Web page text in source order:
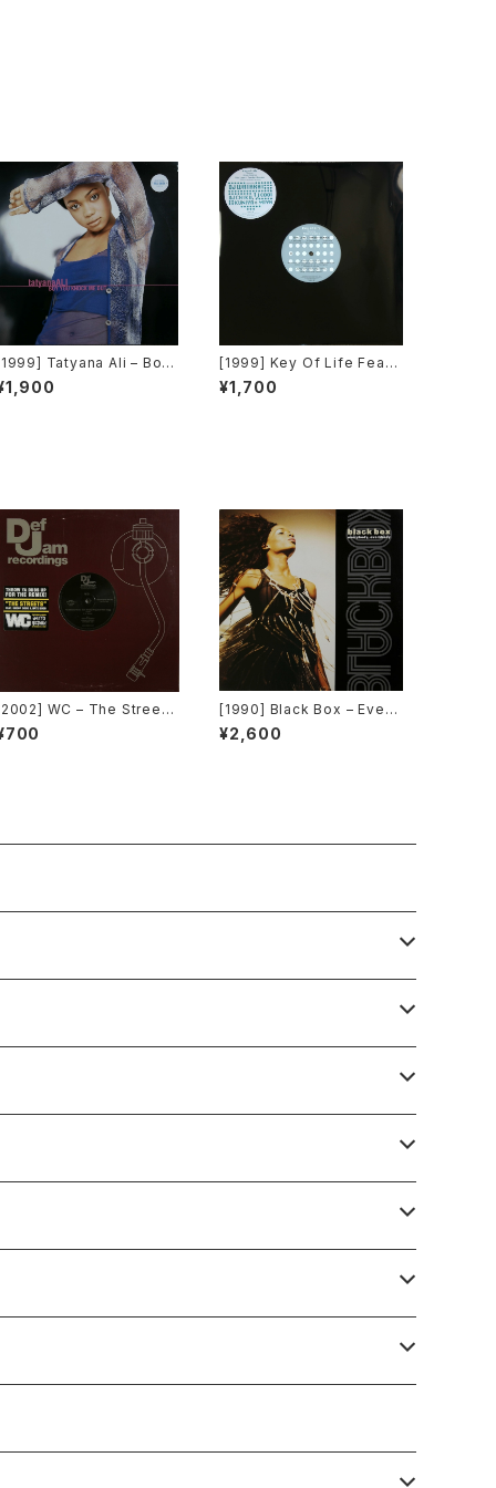
Tatyana Ali – Boy
Knock Me Out [Epic]
[1999] Key Of Life Featu
ring Alison Limerick – Thi
s Love / Tender Illusion
¥1,700
WC – The Streets
[Def Jam Recor
[1990] Black Box – Every
body, Everybody [Decon
struction]
¥2,600